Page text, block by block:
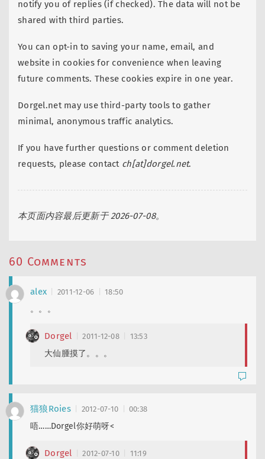
notify you of replies (if checked). The data will not be
shared with third parties.
You can opt-in to saving your name, email, and
website in cookies for convenience when leaving
future comments. These cookies expire in one year.
Dorgel.net may use third-party tools to gather
minimal, anonymous traffic analytics.
If you have further questions or comment deletion
requests, please contact ch[at]dorgel.net.
本页面内容最后更新于 2026-07-08。
60 Comments
alex 2011-12-06 18:50
。。。
Dorgel 2011-12-08 13:53
大仙腫摸了。。。
猫狼Roies 2012-07-10 00:38
唔……Dorgel你好萌呀<
Dorgel 2012-07-10 11:19